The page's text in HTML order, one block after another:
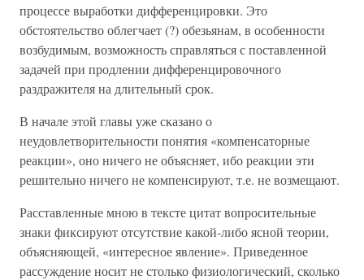
процессе выработки дифференцировки. Это
обстоятельство облегчает (?) обезьянам, в особенности
возбудимым, возможность справляться с поставленной
задачей при продлении дифференцировочного
раздражителя на длительный срок.
В начале этой главы уже сказано о
неудовлетворительности понятия «компенсаторные
реакции», оно ничего не объясняет, ибо реакции эти
решительно ничего не компенсируют, т.е. не возмещают.
Расставленные мною в тексте цитат вопросительные
знаки фиксируют отсутствие какой-либо ясной теории,
объясняющей, «интересное явление». Приведенное
рассуждение носит не столько физиологический, сколько